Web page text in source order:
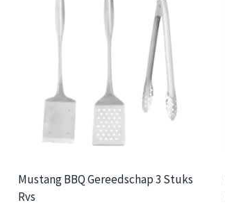
Mustang BBQ Gereedschap 3 Stuks
Rvs